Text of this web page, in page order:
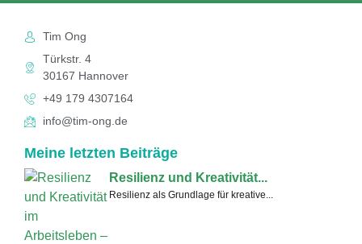
Tim Ong
Türkstr. 4
30167 Hannover
+49 179 4307164
info@tim-ong.de
Meine letzten Beiträge
Resilienz und Kreativität...
Resilienz als Grundlage für kreative...